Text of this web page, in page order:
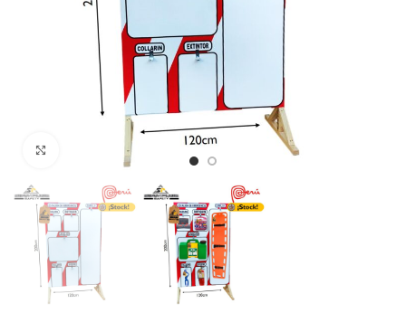
Haga Click para agrandar